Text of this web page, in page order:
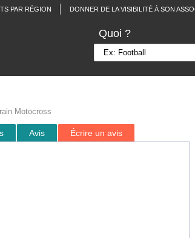
PAR RÉGION DONNER DE LA VISIBILITÉ À SON
Quoi ?
Motocross
Avis Écrire un avis